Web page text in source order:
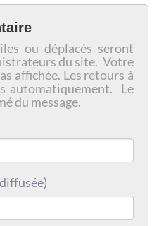
ou déplacés seront
du site. Votre
affichée. Les retours à
automatiquement. Le
du message.